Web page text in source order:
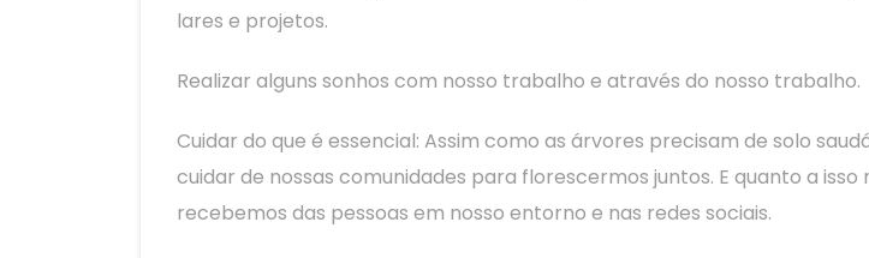
lares e projetos.
Realizar alguns sonhos com nosso trabalho e através do nosso trabalho.
Cuidar do que é essencial: Assim como as árvores precisam de solo
cuidar de nossas comunidades para florescermos juntos. E quanto a
recebemos das pessoas em nosso entorno e nas redes sociais.